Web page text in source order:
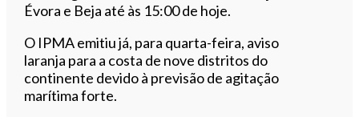
Évora e Beja até às 15:00 de hoje.
O IPMA emitiu já, para quarta-feira, aviso
laranja para a costa de nove distritos do
continente devido à previsão de agitação
marítima forte.